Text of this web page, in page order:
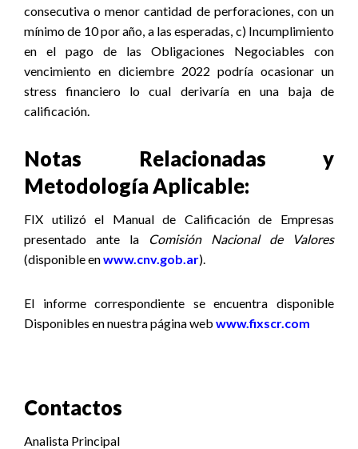
consecutiva o menor cantidad de perforaciones, con un
mínimo de 10 por año, a las esperadas, c) Incumplimiento
en el pago de las Obligaciones Negociables con
vencimiento en diciembre 2022 podría ocasionar un
stress financiero lo cual derivaría en una baja de
calificación.
Notas Relacionadas y
Metodología Aplicable:
FIX utilizó el Manual de Calificación de Empresas
presentado ante la
Comisión Nacional de Valores
(disponible enwww.cnv.gob.ar).
El informe correspondiente se encuentra disponible
Disponibles en nuestra página web www.fixscr.com
Contactos
Analista Principal